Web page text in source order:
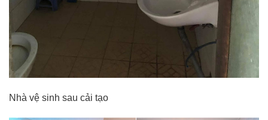
Nhà vệ sinh sau cải tạo